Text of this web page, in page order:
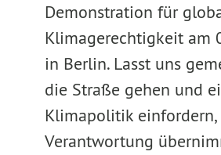
Demonstration für
Klimagerechtigkeit am
in Berlin. Lasst uns
die Straße gehen und
Klimapolitik einfordern,
Verantwortung